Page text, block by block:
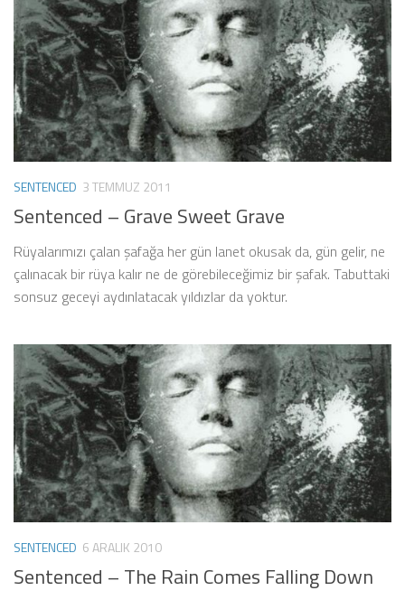
SENTENCED 3 TEMMUZ 2011
Sentenced – Grave Sweet Grave
Rüyalarımızı çalan şafağa her gün lanet okusak da, gün gelir, ne
çalınacak bir rüya kalır ne de görebileceğimiz bir şafak. Tabuttaki
sonsuz geceyi aydınlatacak yıldızlar da yoktur.
SENTENCED 6 ARALIK 2010
Sentenced – The Rain Comes Falling Down